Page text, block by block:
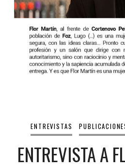
ENTREVISTAS
ENTREVISTA A